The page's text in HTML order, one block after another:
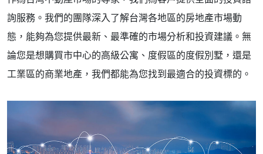
詢服務。我們的團隊深入了解台灣各地區的房地產市場動
態，能夠為您提供最新、最準確的市場分析和投資建議。無
論您是想購買市中心的高級公寓、度假區的度假別墅，還是
工業區的商業地產，我們都能為您找到最適合的投資標的。